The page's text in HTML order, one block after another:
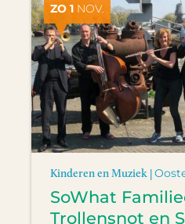
ZO 1 NOV.
Kinderen en Muziek |
SoWhat
Trollensnot en